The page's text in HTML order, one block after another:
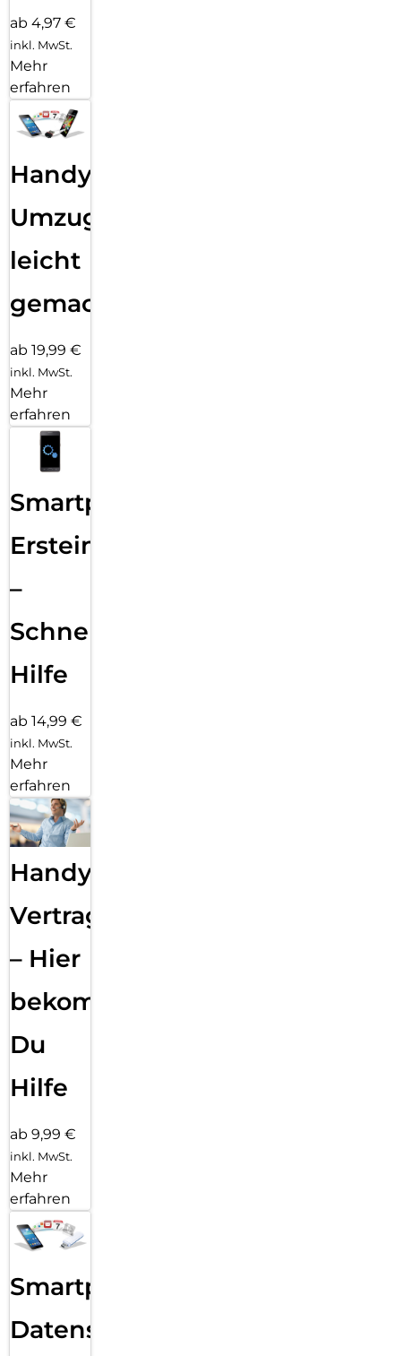
ab 4,97 €
inkl. MwSt.
Mehr
erfahren
Handy
Umzug
leicht
gemacht!
ab 19,99 €
inkl. MwSt.
Mehr
erfahren
Smartphone
Ersteinrichtung
–
Schnelle
Hilfe
ab 14,99 €
inkl. MwSt.
Mehr
erfahren
Handy
Vertragsabwicklung
– Hier
bekommst
Du
Hilfe
ab 9,99 €
inkl. MwSt.
Mehr
erfahren
Smartphone
Datensicherung